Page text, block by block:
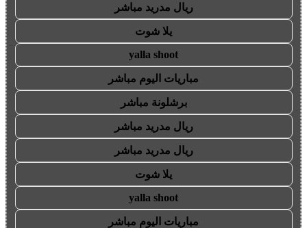
ريال مدريد مباشر
يلا شوت
yalla shoot
مباريات اليوم مباشر
برشلونة مباشر
ريال مدريد مباشر
ريال مدريد مباشر
يلا شوت
yalla shoot
مباريات اليوم مباشر